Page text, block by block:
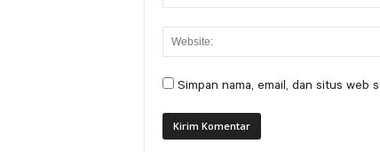
Simpan nama, email, dan situs web